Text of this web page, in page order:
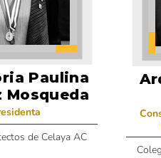
Paulina
Mosqueda
de Celaya AC